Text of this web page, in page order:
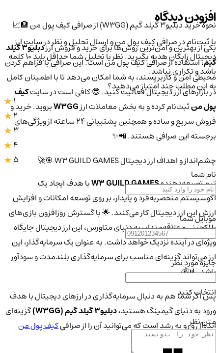
نحوه خرید دبلیو3 گیلد گیم (W3GG) از صرافی کیف پول من 🏦📈
یکی از بهترین و امن‌ترین روش‌ها برای خرید و فروش ارز
دبلیو3 گیلد
گیم، استفاده از صرافی کیف پول من است. این صرافی با فراهم کردن
محیطی امن و کاربرپسند، به شما امکان می‌دهد تا با اطمینان کامل
در بازارهای ارز دیجیتال فعالیت کنید. 😎 کافی است در سایتکیف
پول منثبت‌نام کرده و به بخش معاملات ارزW3GGبروید. خرید و
فروش سریع و ساده و همچنین پشتیبانی 24 ساعته از ویژگی‌های
برجسته این صرافی هستند. 📲✨
چشم‌انداز و اهداف ارز دیجیتال W3 GUILD GAMES 🎯🚀
تیم توسعه‌دهندهW3 GUILD GAMESبا هدف ایجاد یک
اکوسیستم منحصربه‌فرد و پایدار، بر روی توسعه امکانات و افزایش
ارزش این ارز دیجیتال کار می‌کنند. 🌟 با گسترش روزافزون بازی‌های
بلاکچینی و علاقه‌مندان به دنیای متاورس، این ارز دیجیتال جایگاه
ویژه‌ای در آینده نزدیک خواهد داشت. به عنوان یک سرمایه‌گذار، این
ارز می‌تواند گزینه‌ای مناسب برای سرمایه‌گذاری بلندمدت و سودآور
باشد. 📊💰
پس اگر شما هم به دنبال سرمایه‌گذاری در ارزهای دیجیتال با هدف
ورود به دنیای گیمینگ هستید،دبلیو3 گیلد گیم (W3GG)
گزینه‌ای
ایده‌آل و رو به رشد است که می‌توانید آن را از صرافیکیف پول من
خریداری کنید. 🚀
افزودن دیدگاه
با ثبت‌نام در صرافی کیف پول من و ارسال تحلیل و نظر در سایت ارز
دیجیتال رایگان هدیه بگیرید. نظر یا تحلیل شما حداقل باید ۱۰ کلمه
باشد و تکراری نباشد.
به این مطلب چند امتیاز می‌دهید؟
2
3
4
5
نام شما
موبایل شما
جایزه مورد نظر
انتخاب کنید
متن نظر